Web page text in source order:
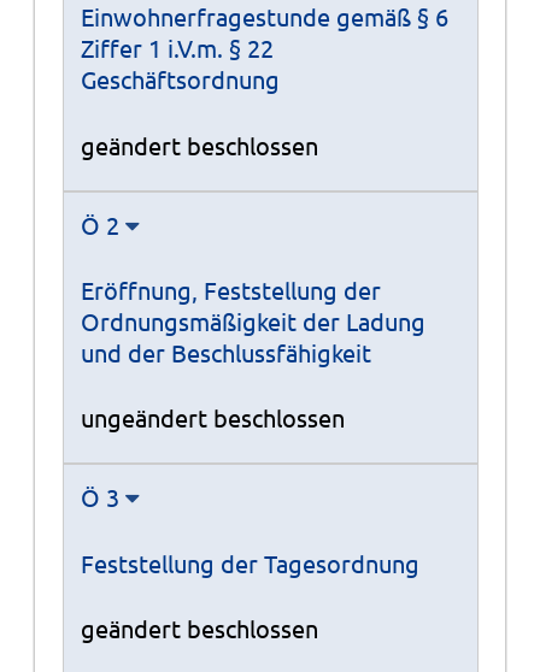
Einwohnerfragestunde gemäß § 6
Ziffer 1 i.V.m. § 22
Geschäftsordnung
geändert beschlossen
Ö 2
Eröffnung, Feststellung der
Ordnungsmäßigkeit der Ladung
und der Beschlussfähigkeit
ungeändert beschlossen
Ö 3
Feststellung der Tagesordnung
geändert beschlossen